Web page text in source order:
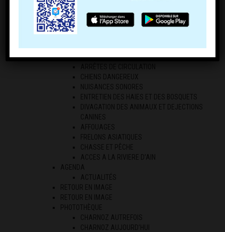
COMMERCE
COMPTOIR DE CHARNOZ
ECONOMIE LOCALE
LES AGRICULTEURS
RÉGLEMENTATION
CHIENS DANGEREUX
NUISANCES SONORES
ENTRETIEN DES HAIES ET DES BOSQUETS
DIVAGATION DES ANIMAUX ET DEJECTIONS
CANINES
AFFOUAGES
FRELONS ASIATIQUES
CHASSE ET PÊCHE
ACCES A LA RIVIERE D’AIN
AGENDA
ACTUALITÉS
RETOUR EN IMAGE
RETOUR EN IMAGE
PHOTOTHÈQUE
CHARNOZ AUTREFOIS
CHARNOZ AUJOURD’HUI